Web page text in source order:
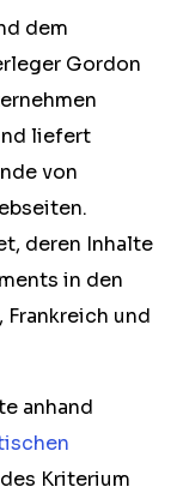
dem
Gordon
liefert
von
deren Inhalte
in den
und
anhand
Kriterium